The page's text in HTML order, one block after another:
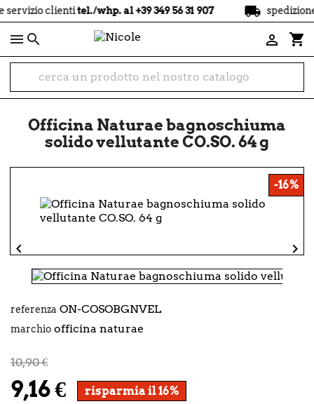
clientitel./whp. al +39 349 56 31 907 local_shipping spedizione
 shopping_cart

Officina Naturae bagnoschiuma
solido vellutante CO.SO. 64 g
-16%
 
referenza ON-COSOBGNVEL
marchio officina naturae
10,90 €
9,16 € risparmia il 16%